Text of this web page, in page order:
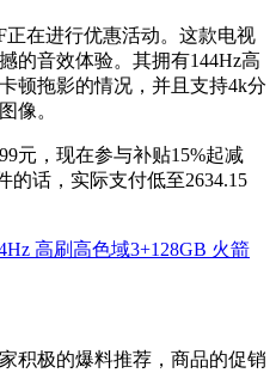
正在进行优惠活动。这款电视
的音效体验。其拥有144Hz高
顿拖影的情况，并且支持4k分
像。
元，现在参与补贴15%起减
的话，实际支付低至2634.15
高刷高色域3+128GB 火箭
积极的爆料推荐，商品的促销